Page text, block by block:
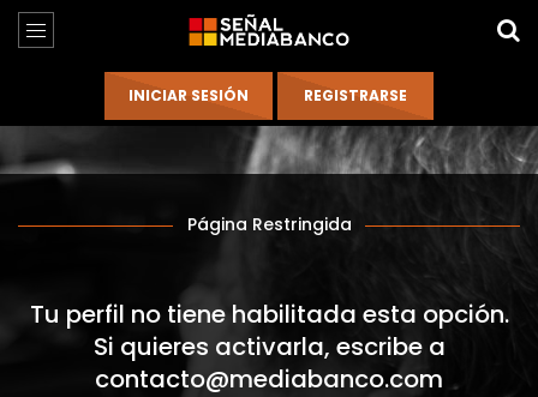
Página Restringida
Tu perfil no tiene habilitada esta opción.
Si quieres activarla, escribe a
contacto@mediabanco.com